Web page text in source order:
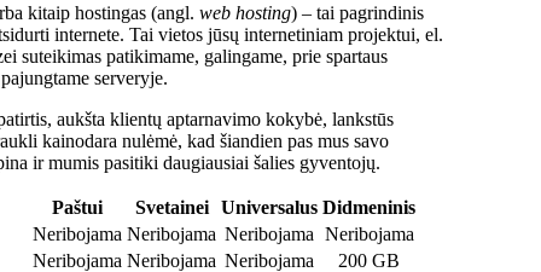
kitaip hostingas (angl. web hosting) – tai pagrindinis
internete. Tai vietos jūsų internetiniam projektui, el.
suteikimas patikimame, galingame, prie spartaus
serveryje.
aukšta klientų aptarnavimo kokybė, lankstūs
kainodara nulėmė, kad šiandien pas mus savo
ir mumis pasitiki daugiausiai šalies gyventojų.
Paštui Svetainei Universalus Didmeninis
Neribojama Neribojama Neribojama Neribojama
Neribojama Neribojama Neribojama
200 GB